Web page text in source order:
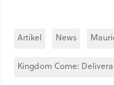
Artikel News
Kingdom Come: